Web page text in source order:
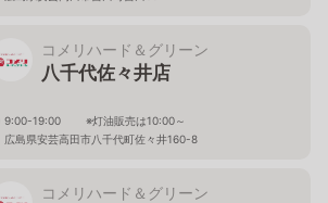
コメリハード＆グリーン
八千代佐々井店
9:00-19:00 ※灯油販売は10:00～
広島県安芸高田市八千代町佐々井160-8
コメリハード＆グリーン